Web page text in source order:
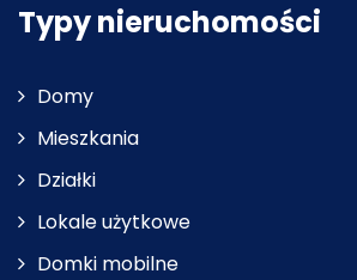
Typy nieruchomości
Domy
Mieszkania
Działki
Lokale użytkowe
Domki mobilne